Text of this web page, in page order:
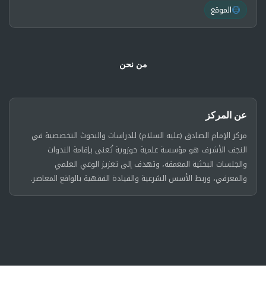
الموقع
من نحن
عن المركز
مركز الإمام الصادق (عليه السلام) للدراسات والبحوث التخصصية في
النجف الأشرف هو مؤسسة علمية حوزوية تُعنى بإقامة الندوات
والجلسات البحثية المعمقة، وتهدف إلى تعزيز الوعي العلمي
والمعرفي، وربط الأسس الشرعية والقيادة الفقهية بالواقع المعاصر.